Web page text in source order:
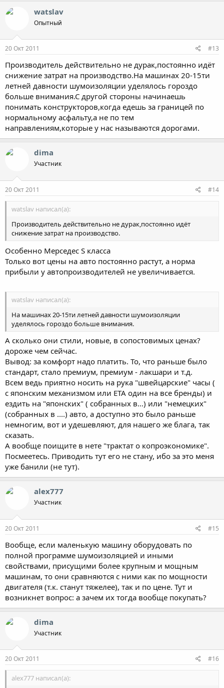
watslav
Опытный
20 Окт 2011 #13
Производитель действительно не дурак,постоянно идёт
снижение затрат на производство.На машинах 20-15ти
летней давности шумоизоляции уделялось гороздо
больше внимания.С другой стороны начинаешь
понимать конструкторов,когда едешь за границей по
нормальному асфальту,а не по тем
направлениям,которые у нас называются дорогами.
dima
Участник
20 Окт 2011 #14
watslav написал(а):
Производитель действительно не дурак,постоянно идёт
снижение затрат на производство.
Особенно Мерседес S класса
Только вот цены на авто постоянно растут, а норма
прибыли у автопроизводителей не увеличивается.
watslav написал(а):
На машинах 20-15ти летней давности шумоизоляции
уделялось гороздо больше внимания.
А сколько они стили, новые, в сопостовимых ценах?
дороже чем сейчас.
Вывод: за комфорт надо платить. То, что раньше было
стандарт, стало премиум, премиум - лакшари и т.д.
Всем ведь приятно носить на рука "швейцарские" часы (
с японским механизмом или ЕТА один на все бренды) и
ездить на "японских" ( собранных в...) или "немецких"
(собранных в ....) авто, а доступно это было раньше
немногим, вот и удешевляют, для нашего же блага, так
сказать.
А вообще поищите в нете "трактат о копроэкономике".
Посмеетесь. Приводить тут его не стану, ибо за это меня
уже банили (не тут).
alex777
Участник
20 Окт 2011 #15
Вообще, если маленькую машину оборудовать по
полной программе шумоизоляцией и иными
свойствами, присущими более крупным и мощным
машинам, то они сравняются с ними как по мощности
двигателя (т.к. станут тяжелее), так и по цене. Тут и
возникнет вопрос: а зачем их тогда вообще покупать?
dima
Участник
20 Окт 2011 #16
alex777 написал(а):